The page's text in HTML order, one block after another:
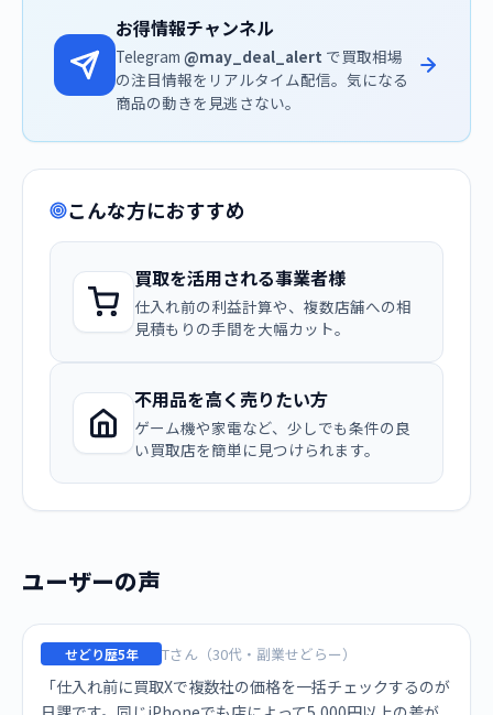
お得情報チャンネル
Telegram @may_deal_alert で買取相場
の注目情報をリアルタイム配信。気になる
商品の動きを見逃さない。
こんな方におすすめ
買取を活用される事業者様
仕入れ前の利益計算や、複数店舗への相
見積もりの手間を大幅カット。
不用品を高く売りたい方
ゲーム機や家電など、少しでも条件の良
い買取店を簡単に見つけられます。
ユーザーの声
せどり歴5年 Tさん（30代・副業せどらー）
「仕入れ前に買取Xで複数社の価格を一括チェックするのが